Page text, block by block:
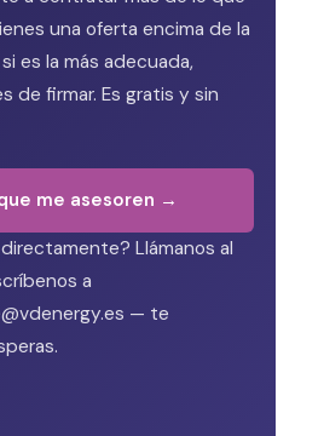
una oferta encima de la
es la más adecuada,
de firmar. Es gratis y sin
me asesoren →
Llámanos al
a
— te